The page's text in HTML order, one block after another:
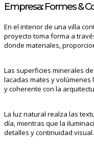
Empresa: Formes &
En el interior de una villa
proyecto toma forma a
donde materiales,
Las superficies minerales
lacadas mates y volúmenes
y coherente con la
La luz natural realza las
día, mientras que la
detalles y continuidad visual.